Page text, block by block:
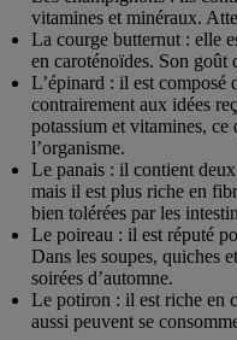
vitamines et minéraux.
La courge butternut : elle
en caroténoïdes. Son goût
L’épinard : il est composé
contrairement aux idées
potassium et vitamines,
l’organisme.
Le panais : il contient
mais il est plus riche en
bien tolérées par les
Le poireau : il est réputé
Dans les soupes, quiches
soirées d’automne.
Le potiron : il est riche en
aussi peuvent se